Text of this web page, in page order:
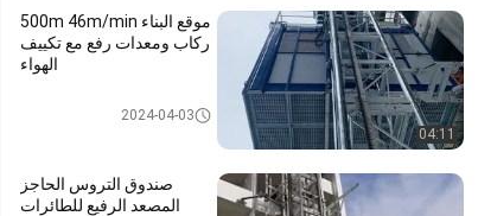
04:11
موقع البناء 500m 46m/min
ركاب ومعدات رفع مع تكييف
الهواء
المصعد الرفع البناء2024-04-03
صندوق التروس الحاجز
المصعد الرفيع للطائرات